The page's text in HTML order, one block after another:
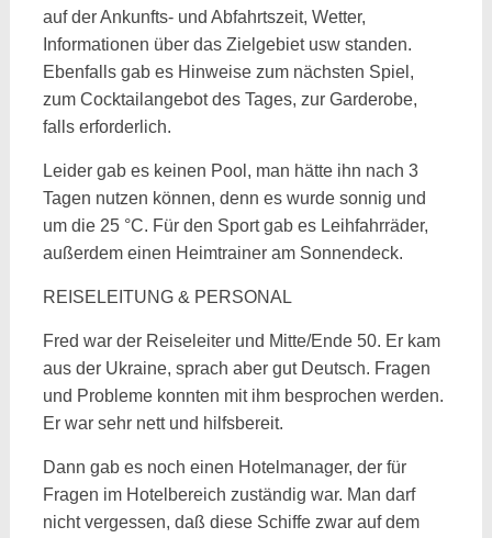
auf der Ankunfts- und Abfahrtszeit, Wetter,
Informationen über das Zielgebiet usw standen.
Ebenfalls gab es Hinweise zum nächsten Spiel,
zum Cocktailangebot des Tages, zur Garderobe,
falls erforderlich.
Leider gab es keinen Pool, man hätte ihn nach 3
Tagen nutzen können, denn es wurde sonnig und
um die 25 °C. Für den Sport gab es Leihfahrräder,
außerdem einen Heimtrainer am Sonnendeck.
REISELEITUNG & PERSONAL
Fred war der Reiseleiter und Mitte/Ende 50. Er kam
aus der Ukraine, sprach aber gut Deutsch. Fragen
und Probleme konnten mit ihm besprochen werden.
Er war sehr nett und hilfsbereit.
Dann gab es noch einen Hotelmanager, der für
Fragen im Hotelbereich zuständig war. Man darf
nicht vergessen, daß diese Schiffe zwar auf dem